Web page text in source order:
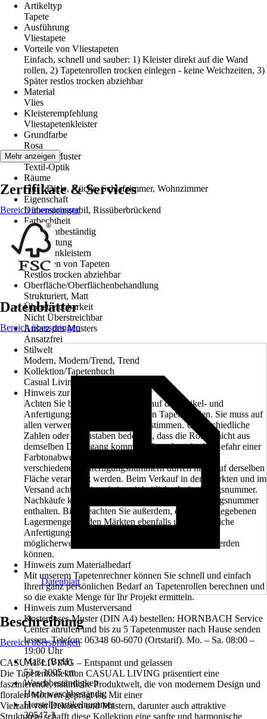
Artikeltyp
Tapete
Ausführung
Vliestapete
Vorteile von Vliestapeten
Einfach, schnell und sauber: 1) Kleister direkt auf die Wand
rollen, 2) Tapetenrollen trocken einlegen - keine Weichzeiten, 3)
Später restlos trocken abziehbar
Material
Vlies
Kleisterempfehlung
Vliestapetenkleister
Grundfarbe
Rosa
Dekor / Muster
Textil-Optik
Räume
Flur / Diele, Küche, Schlafzimmer, Wohnzimmer
Eigenschaft
Dimensionsstabil, Rissüberbrückend
Farbechtheit
Gut Lichtbeständig
Verarbeitung
Wand einkleistern
Entfernen von Tapeten
Restlos trocken abziehbar
Oberfläche/Oberflächenbehandlung
Strukturiert, Matt
Überstreichbarkeit
Nicht Überstreichbar
Ansatz des Musters
Ansatzfrei
Stilwelt
Modern, Modern/Trend, Trend
Kollektion/Tapetenbuch
Casual Living
Hinweis zur Anfertigungsnummer
Achten Sie beim Kauf unbedingt auf die Artikel- und
Anfertigungsnummer der einzelnen Tapetenrollen. Sie muss auf
allen verwendeten Rollen übereinstimmen. Unterschiedliche
Zahlen oder Buchstaben bedeuten, dass die Rollen nicht aus
demselben Druckgang kommen. Dann besteht die Gefahr einer
Farbtonabweichung. Tapetenbahnen aus Rollen mit
verschiedenen Anfertigungsnummern dürfen nicht auf derselben
Fläche verarbeitet werden. Beim Verkauf in den Märkten und im
Versand achten wir auf eine einheitliche Anfertigungsnummer.
Nachkäufe können eine unterschiedliche Anfertigungsnummer
enthalten. Bitte beachten Sie außerdem, dass die angegebenen
Lagermengen in den Märkten ebenfalls unterschiedliche
Anfertigungsnummern beinhalten können und somit
möglicherweise nicht in einem Projekt verarbeitet werden
können.
Hinweis zum Materialbedarf
Mit unserem Tapetenrechner können Sie schnell und einfach
Ihren ganz persönlichen Bedarf an Tapetenrollen berechnen und
so die exakte Menge für Ihr Projekt ermitteln.
Hinweis zum Musterversand
Kostenloses Muster (DIN A4) bestellen: HORNBACH Service
Center anrufen und bis zu 5 Tapetenmuster nach Hause senden
lassen. Telefon: 06348 60-6070 (Ortstarif). Mo. – Sa. 08:00 –
19:00 Uhr
Maße (BxH)
53 x 1005 cm
Waschbeständigkeit
Hoch waschbeständig
Herstellerartikelnummer
39547-3
Mehr anzeigen
Zertifikate & Services
Bereich überspringen
Datenblätter
Bereich überspringen
Datenblatt
Beschreibung
Bereich überspringen
CASUAL LIVING – Entspannt und gelassen
Die Tapetenkollektion CASUAL LIVING präsentiert eine
faszinierende, natürliche Produktwelt, die von modernem Design und
floralen Motiven geprägt ist. Mit einer
Vielzahl von Dekoren und Mustern, darunter auch attraktive
Strukturen, schafft diese Kollektion eine sanfte und harmonische